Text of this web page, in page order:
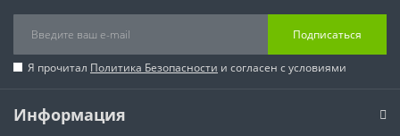
Подписаться
Я прочитал Политика Безопасности и согласен с условиями
Информация